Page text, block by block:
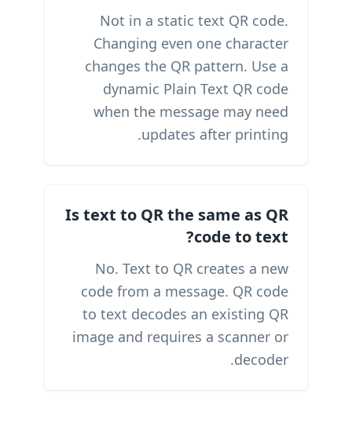
Not in a static text QR code.
Changing even one character
changes the QR pattern. Use a
dynamic Plain Text QR code
when the message may need
updates after printing.
Is text to QR the same as QR
code to text?
No. Text to QR creates a new
code from a message. QR code
to text decodes an existing QR
image and requires a scanner or
decoder.